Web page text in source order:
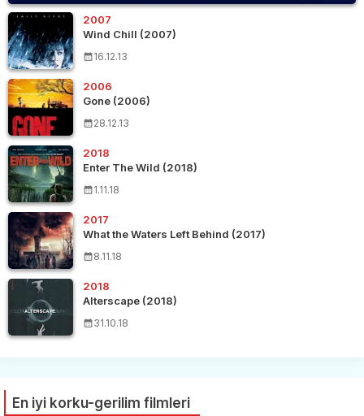
2007
Wind Chill (2007)
16.12.13
2006
Gone (2006)
28.12.13
2018
Enter The Wild (2018)
1.11.18
2017
What the Waters Left Behind (2017)
8.11.18
2018
Alterscape (2018)
31.10.18
En iyi korku-gerilim filmleri